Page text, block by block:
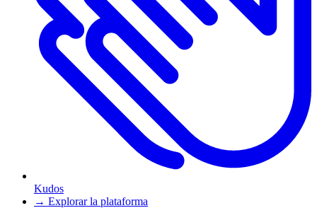
Kudos
→ Explorar la plataforma